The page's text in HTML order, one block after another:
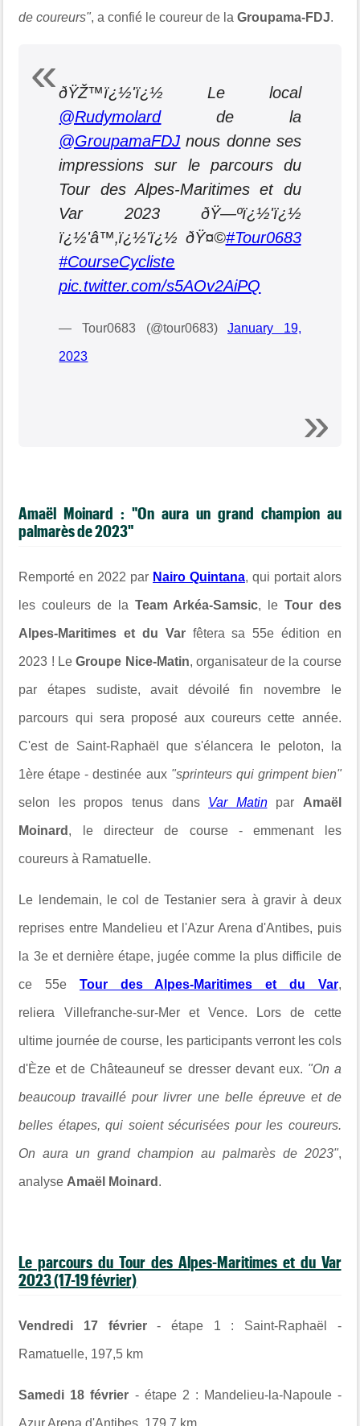
de coureurs", a confié le coureur de laGroupama-FDJ.
ðŸŽ™ï¿½'ï¿½ Le local
@Rudymolardde la
@GroupamaFDJ nous donne ses
impressions sur le parcours du
Tour des Alpes-Maritimes et du
Var 2023 ðŸ—ºï¿½'ï¿½
ï¿½'‍â™‚ï¿½'ï¿½ ðŸ¤©#Tour0683
#CourseCycliste
pic.twitter.com/s5AOv2AiPQ
— Tour0683 (@tour0683)January 19,
2023
Amaël Moinard : "On aura un grand champion au
palmarès de 2023"
Remporté en 2022 par Nairo Quintana, qui portait alors
les couleurs de la Team Arkéa-Samsic, le Tour des
Alpes-Maritimes et du Varfêtera sa 55e édition en
2023 ! LeGroupe Nice-Matin, organisateur de la course
par étapes sudiste, avait dévoilé fin novembre le
parcours qui sera proposé aux coureurs cette année.
C'est de Saint-Raphaël que s'élancera le peloton, la
1ère étape - destinée aux "sprinteurs qui grimpent bien"
selon les propos tenus dans Var Matinpar Amaël
Moinard , le directeur de course - emmenant les
coureurs à Ramatuelle.
Le lendemain, le col de Testanier sera à gravir à deux
reprises entre Mandelieu et l'Azur Arena d'Antibes, puis
la 3e et dernière étape, jugée comme la plus difficile de
ce 55e Tour des Alpes-Maritimes et du Var,
reliera Villefranche-sur-Mer et Vence. Lors de cette
ultime journée de course, les participants verront les cols
d'Èze et de Châteauneuf se dresser devant eux. "On a
beaucoup travaillé pour livrer une belle épreuve et de
belles étapes, qui soient sécurisées pour les coureurs.
On aura un grand champion au palmarès de 2023",
analyse Amaël Moinard .
Le parcours du Tour des Alpes-Maritimes et du Var
2023 (17-19 février)
Vendredi 17 février- étape 1 : Saint-Raphaël -
Ramatuelle, 197,5 km
Samedi 18 février - étape 2 : Mandelieu-la-Napoule -
Azur Arena d'Antibes, 179,7 km